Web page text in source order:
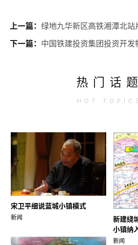
上一篇：
下一篇： 中国铁建投资集团投资开发
热门话题
HOT
宋卫平细说蓝城小镇模式
新闻
新建绕
小镇纳
新闻